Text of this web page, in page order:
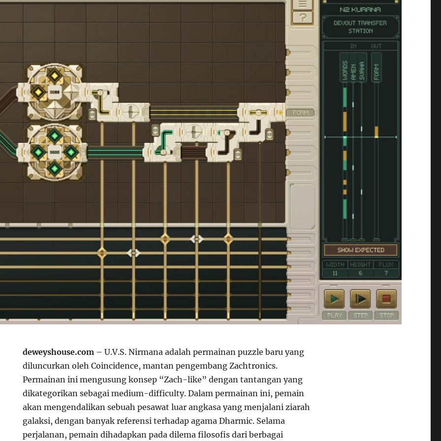
deweyshouse.com – U.V.S. Nirmana adalah permainan puzzle baru yang
diluncurkan oleh Coincidence, mantan pengembang Zachtronics.
Permainan ini mengusung konsep “Zach-like” dengan tantangan yang
dikategorikan sebagai medium-difficulty. Dalam permainan ini, pemain
akan mengendalikan sebuah pesawat luar angkasa yang menjalani ziarah
galaksi, dengan banyak referensi terhadap agama Dharmic. Selama
perjalanan, pemain dihadapkan pada dilema filosofis dari berbagai